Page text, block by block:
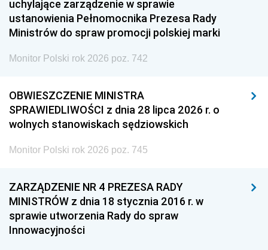
uchylające zarządzenie w sprawie
ustanowienia Pełnomocnika Prezesa Rady
Ministrów do spraw promocji polskiej marki
Monitor Polski rok 2026 poz. 742
OBWIESZCZENIE MINISTRA
SPRAWIEDLIWOŚCI z dnia 28 lipca 2026 r. o
wolnych stanowiskach sędziowskich
Monitor Polski rok 2026 poz. 745
ZARZĄDZENIE NR 4 PREZESA RADY
MINISTRÓW z dnia 18 stycznia 2016 r. w
sprawie utworzenia Rady do spraw
Innowacyjności